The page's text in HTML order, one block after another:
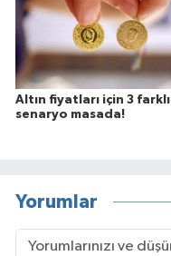
Altın fiyatları için 3 farklı
senaryo masada!
Yorumlar